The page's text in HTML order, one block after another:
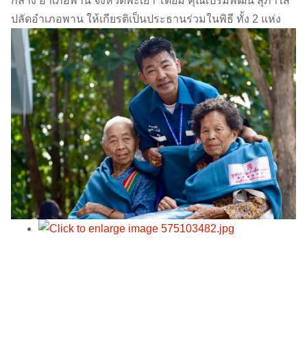
ปลัดอำเภอพาน ให้เกียรติเป็นประธานร่วมในพิธี ทั้ง 2 แห่ง